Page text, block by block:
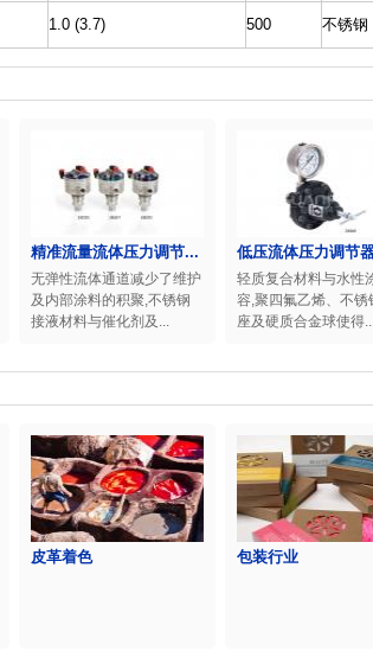
1.0 (3.7) 500 不锈钢
精准流量流体压力调节...
无弹性流体通道减少了维护
及内部涂料的积聚,不锈钢
接液材料与催化剂及...
低压流体压力调节
轻质复合材料与水性
容,聚四氟乙烯、不锈
座及硬质合金球使得
皮革着色 包装行业